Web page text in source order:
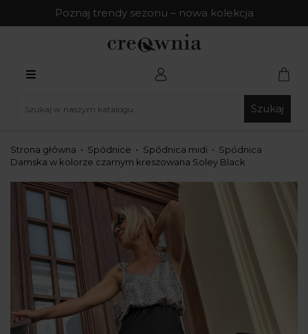
Poznaj trendy sezonu – nowa kolekcja
Szukaj
Strona główna Spódnice Spódnica midi
Spódnica
Damska w kolorze czarnym kreszowana Soley Black